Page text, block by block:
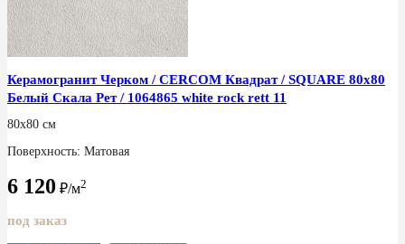
Керамогранит Черком / CERCOM Квадрат / SQUARE 80x80
Белый Скала Рет / 1064865 white rock rett 11
80x80 см
Поверхность: Матовая
6 120 ₽/м2
под заказ